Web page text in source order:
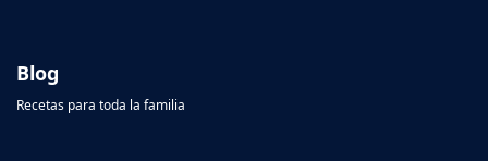
Blog
Recetas para toda la familia